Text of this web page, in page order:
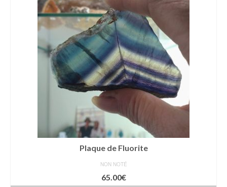
Plaque de Fluorite
NON NOTÉ
65.00€